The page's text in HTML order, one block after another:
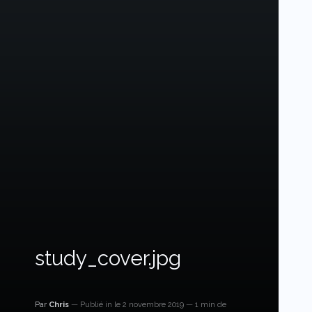
study_cover.jpg
Par Chris Publié in le 2 novembre 2019
1 min de